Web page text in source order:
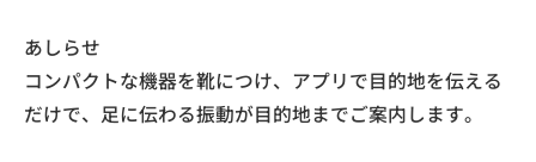
あしらせ
コンパクトな機器を靴につけ、アプリで目的地を伝える
だけで、足に伝わる振動が目的地までご案内します。